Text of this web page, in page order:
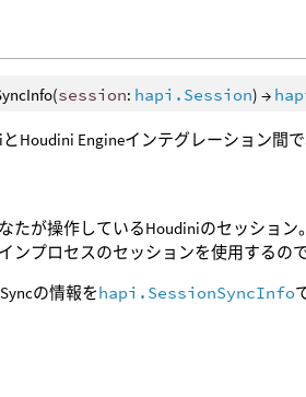
session: hapi.Session) →
Houdini Engineインテグレーション間
たが操作しているHoudiniのセッション
ンプロセスのセッションを使用するの
の情報をhapi.SessionSyncInfo